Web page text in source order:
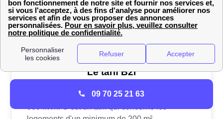
09 70 25 21 63